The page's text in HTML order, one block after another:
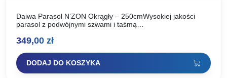
Daiwa Parasol N’ZON Okrągły – 250cmWysokiej jakości
parasol z podwójnymi szwami i taśmą
poliesterKod produktu: 13432-250
349,00 zł
DODAJ DO KOSZYKA